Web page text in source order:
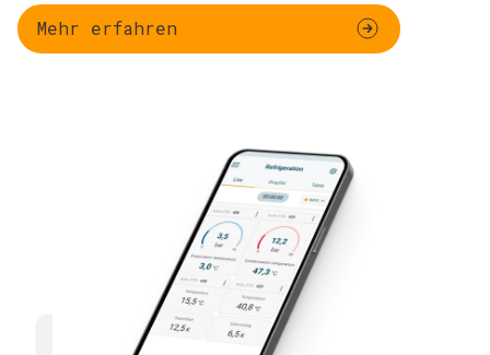
Mehr erfahren
Multifunktional.